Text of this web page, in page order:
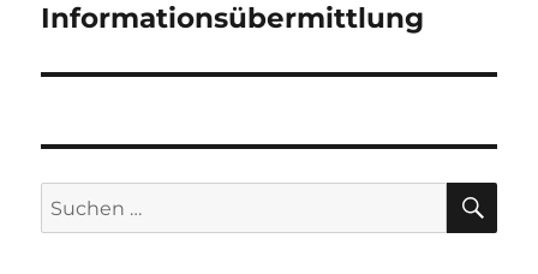
Beitrag:
Informationsübermittlung
Suche
nach: